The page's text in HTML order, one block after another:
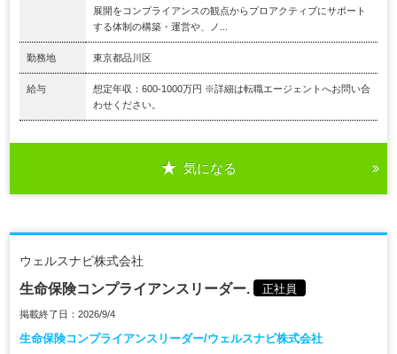
展開をコンプライアンスの観点からプロアクティブにサポート
する体制の構築・運営や、ノ...
勤務地 東京都品川区
給与
想定年収：600-1000万円 ※詳細は転職エージェントへお問い合
わせください。
気になる
ウェルスナビ株式会社
生命保険コンプライアンスリーダー. 正社員
掲載終了日：2026/9/4
生命保険コンプライアンスリーダー/ウェルスナビ株式会社